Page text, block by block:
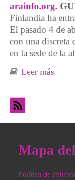
arainfo.org.
Finlandia ha
El pasado 4 de
con una discreta
en la sede de la
Leer más
Mapa
Política de